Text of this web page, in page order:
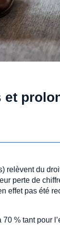
relèvent du
perte de
effet pas été
% tant pour